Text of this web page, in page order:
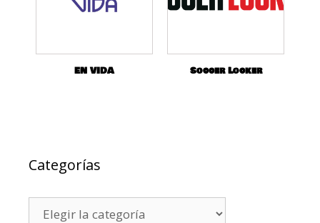
EN VIDA Soccer Locker
Categorías